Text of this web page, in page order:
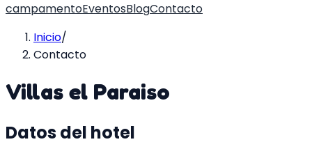
campamentoEventosBlogContacto
Inicio/
Contacto
Villas el Paraiso
Datos del hotel